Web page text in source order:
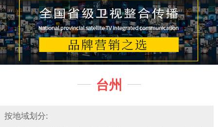
 台州 
按地域划分: